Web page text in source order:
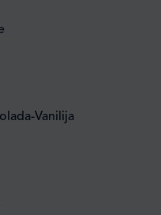
Vanilija